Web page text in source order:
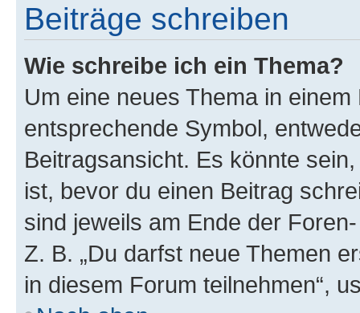
Beiträge schreiben
Wie schreibe ich ein Thema?
Um eine neues Thema in
entsprechende Symbol,
Beitragsansicht. Es könnte
ist, bevor du einen Beitrag
sind jeweils am Ende der
Z. B. „Du darfst neue Themen
in diesem Forum teilnehmen“,